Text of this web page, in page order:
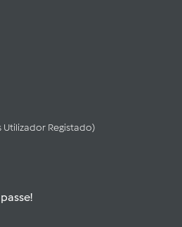
Utilizador Registado)